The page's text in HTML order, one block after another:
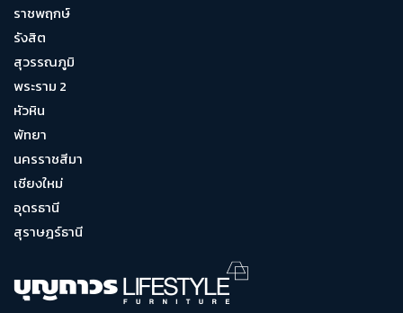
ราชพฤกษ์
รังสิต
สุวรรณภูมิ
พระราม 2
หัวหิน
พัทยา
นครราชสีมา
เชียงใหม่
อุดรธานี
สุราษฎร์ธานี